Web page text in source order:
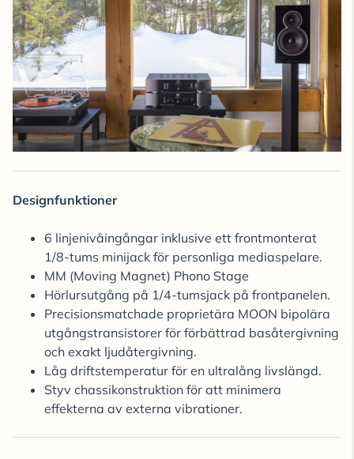
Designfunktioner
6 linjenivåingångar inklusive ett frontmonterat
1/8-tums minijack för personliga mediaspelare.
MM (Moving Magnet) Phono Stage
Hörlursutgång på 1/4-tumsjack på frontpanelen.
Precisionsmatchade proprietära MOON bipolära
utgångstransistorer för förbättrad basåtergivning
och exakt ljudåtergivning.
Låg driftstemperatur för en ultralång livslängd.
Styv chassikonstruktion för att minimera
effekterna av externa vibrationer.